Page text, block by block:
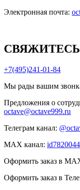
Электронная почта:
+7(495)241-01-84
Мы рады вашим
Предложения о
octave@octave999.ru
Телеграм канал:
MAX канал:
Оформить заказ в
Оформить заказ в